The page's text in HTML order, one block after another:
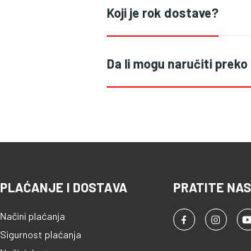
Koji je rok dostave?
Da li mogu naručiti
PLAĆANJE I DOSTAVA
Načini plaćanja
Sigurnost plaćanja
PRATITE NAS